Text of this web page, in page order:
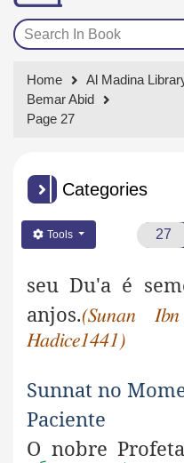
Home
Al Madina
Bemar Abid
Page 27
Categories
Tools
seu Du'a é
anjos.(Sunan
Hadice1441)
Sunnat no
Paciente
O nobre Profeta